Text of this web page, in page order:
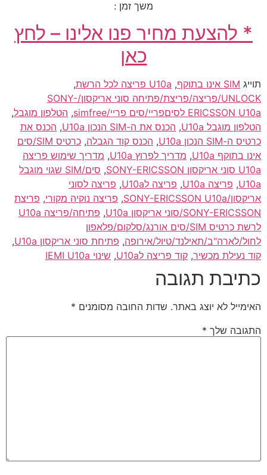
משך זמן :
* להצעת מחיר פנו אלינו – לחץ
כאן
תוייג SIM אינו בתוקף , U10a פריצה לכל הרשת
,
UNLOCK/פריצה/פריצת/פתיחה סוני אריקסון/SONY-
ERICSSON U10a לסיםפריי/סים פריי/simfree
, הטלפון מוגבל,
הטלפון מוגבל U10a
, הכנס את ה-SIM הנכון U10a , הכנס את
כרטיס ה-SIM הנכון U10a
, הכנס קוד הגבלה,
כרטיס SIM/סים
אינו בתוקף U10a
, מדריך לפרוץ U10a , מדריך שימוש פריצה
U10a סוני אריקסון SONY-ERICSSON
,
סים/SIM שגוי מוגבל
U10a
, פריצה U10a , פריצה לU10a , פריצה לסוני
אריקסון/SONY-ERICSSON U10a
, פריצה נוקיה מקורי, פריצת
SONY-ERICSSON/סוני אריקסון U10a
,
פתיחה/פריצה U10a
לרשת כרטיס SIM/סים אורנג/סלקום/פלאפון
לחול/לארה"ב/תאילנד/טיול/אירופה, פתיחת סוני אריקסון U10a
,
קוד נעילת מכשיר, קוד פריצה לU10a , שינוי IEMI U10a
כתיבת תגובה
האימייל לא יוצג באתר. שדות החובה מסומנים *
התגובה שלך *